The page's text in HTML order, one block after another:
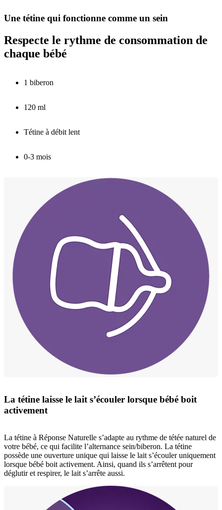
Une tétine qui fonctionne comme un sein
Respecte le rythme de consommation de
chaque bébé
1 biberon
120 ml
Tétine à débit lent
0-3 mois
La tétine laisse le lait s’écouler lorsque bébé boit
activement
La tétine à Réponse Naturelle s’adapte au rythme de tétée naturel de
votre bébé, ce qui facilite l’alternance sein/biberon. La tétine
possède une ouverture unique qui laisse le lait s’écouler uniquement
lorsque bébé boit activement. Ainsi, quand ils s’arrêtent pour
déglutir et respirer, le lait s’arrête aussi.